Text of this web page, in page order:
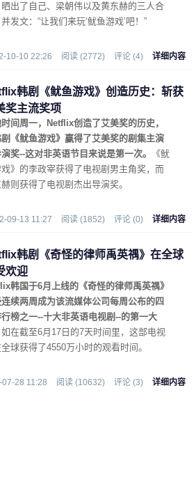
晒出了自己、梁朝伟以及黄东赫的三人合
发文：“让我们来玩‘鱿鱼游戏’吧！”
10-10 22:26 阅读 (2772) 评论 (4) 详细内容
韩剧《鱿鱼游戏》创造历史：斩获
奖主流奖项
间周一，Netflix创造了艾美奖的历史，
《鱿鱼游戏》赢得了艾美奖的剧集主演
奖--这对非英语节目来说是第一次。
《鱿
戏》的李政宰获得了电视剧男主角奖，而
则获得了电视剧杰出导演奖。
09-13 11:27 阅读 (1852) 评论 (0) 详细内容
韩剧《奇怪的律师禹英禑》在全球
欢迎
韩国于6月上线的《奇怪的律师禹英禑》
连续两周成为该流媒体公司每周公布的四
榜之一--十大非英语电视剧--的第一大
如在截至6月17日的7天时间里，这部电视
球获得了4550万小时的观看时间。
28 11:28 阅读 (10632) 评论 (3) 详细内容